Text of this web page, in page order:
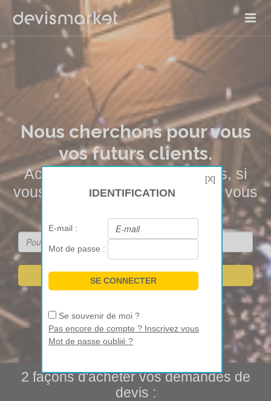
[X]
IDENTIFICATION
E-mail :
Mot de passe :
Se souvenir de moi ?
Pas encore de compte ? Inscrivez vous
Mot de passe oublié ?
Nous cherchons pour vous
vos futurs clients.
Achetez à l’unité vos contacts, si
vous n’êtes pas engagés nous vous
2 façons d'acheter vos demandes de
devis :